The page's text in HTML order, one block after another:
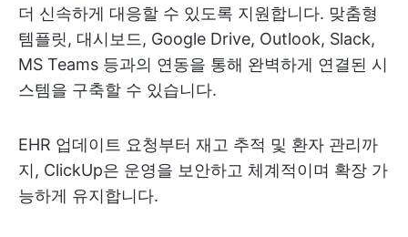
더 신속하게 대응할 수 있도록 지원합니다. 맞춤형
템플릿, 대시보드, Google Drive, Outlook, Slack,
MS Teams 등과의 연동을 통해 완벽하게 연결된 시
스템을 구축할 수 있습니다.
EHR 업데이트 요청부터 재고 추적 및 환자 관리까
지, ClickUp은 운영을 보안하고 체계적이며 확장 가
능하게 유지합니다.